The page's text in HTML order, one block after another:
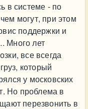
в системе - по
могут, при этом
поддержки и
Много лет
все всегда
который
у московских
Но проблема в
перезвонить в